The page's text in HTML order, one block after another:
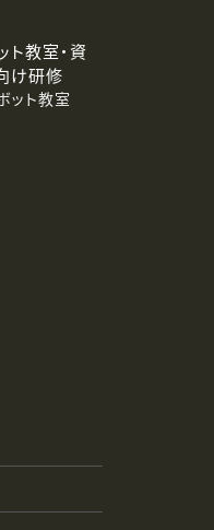
ト教室・資
け研修
ット教室